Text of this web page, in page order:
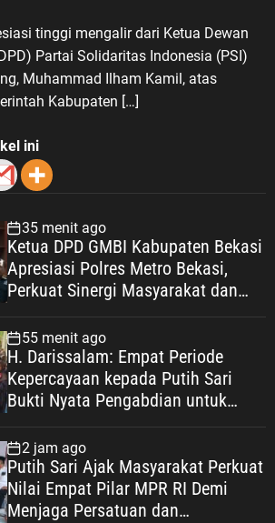
tinggi mengalir dari Ketua Dewan
Partai Solidaritas Indonesia (PSI)
Muhammad Ilham Kamil, atas
Kabupaten […]
ini
35 menit ago
Ketua DPD GMBI Kabupaten Bekasi
Apresiasi Polres Metro Bekasi,
Perkuat Sinergi Masyarakat dan
Kondusif
55 menit ago
H. Darissalam: Empat Periode
Kepercayaan kepada Putih Sari
Bukti Nyata Pengabdian untuk
2 jam ago
Putih Sari Ajak Masyarakat Perkuat
Nilai Empat Pilar MPR RI Demi
Menjaga Persatuan dan